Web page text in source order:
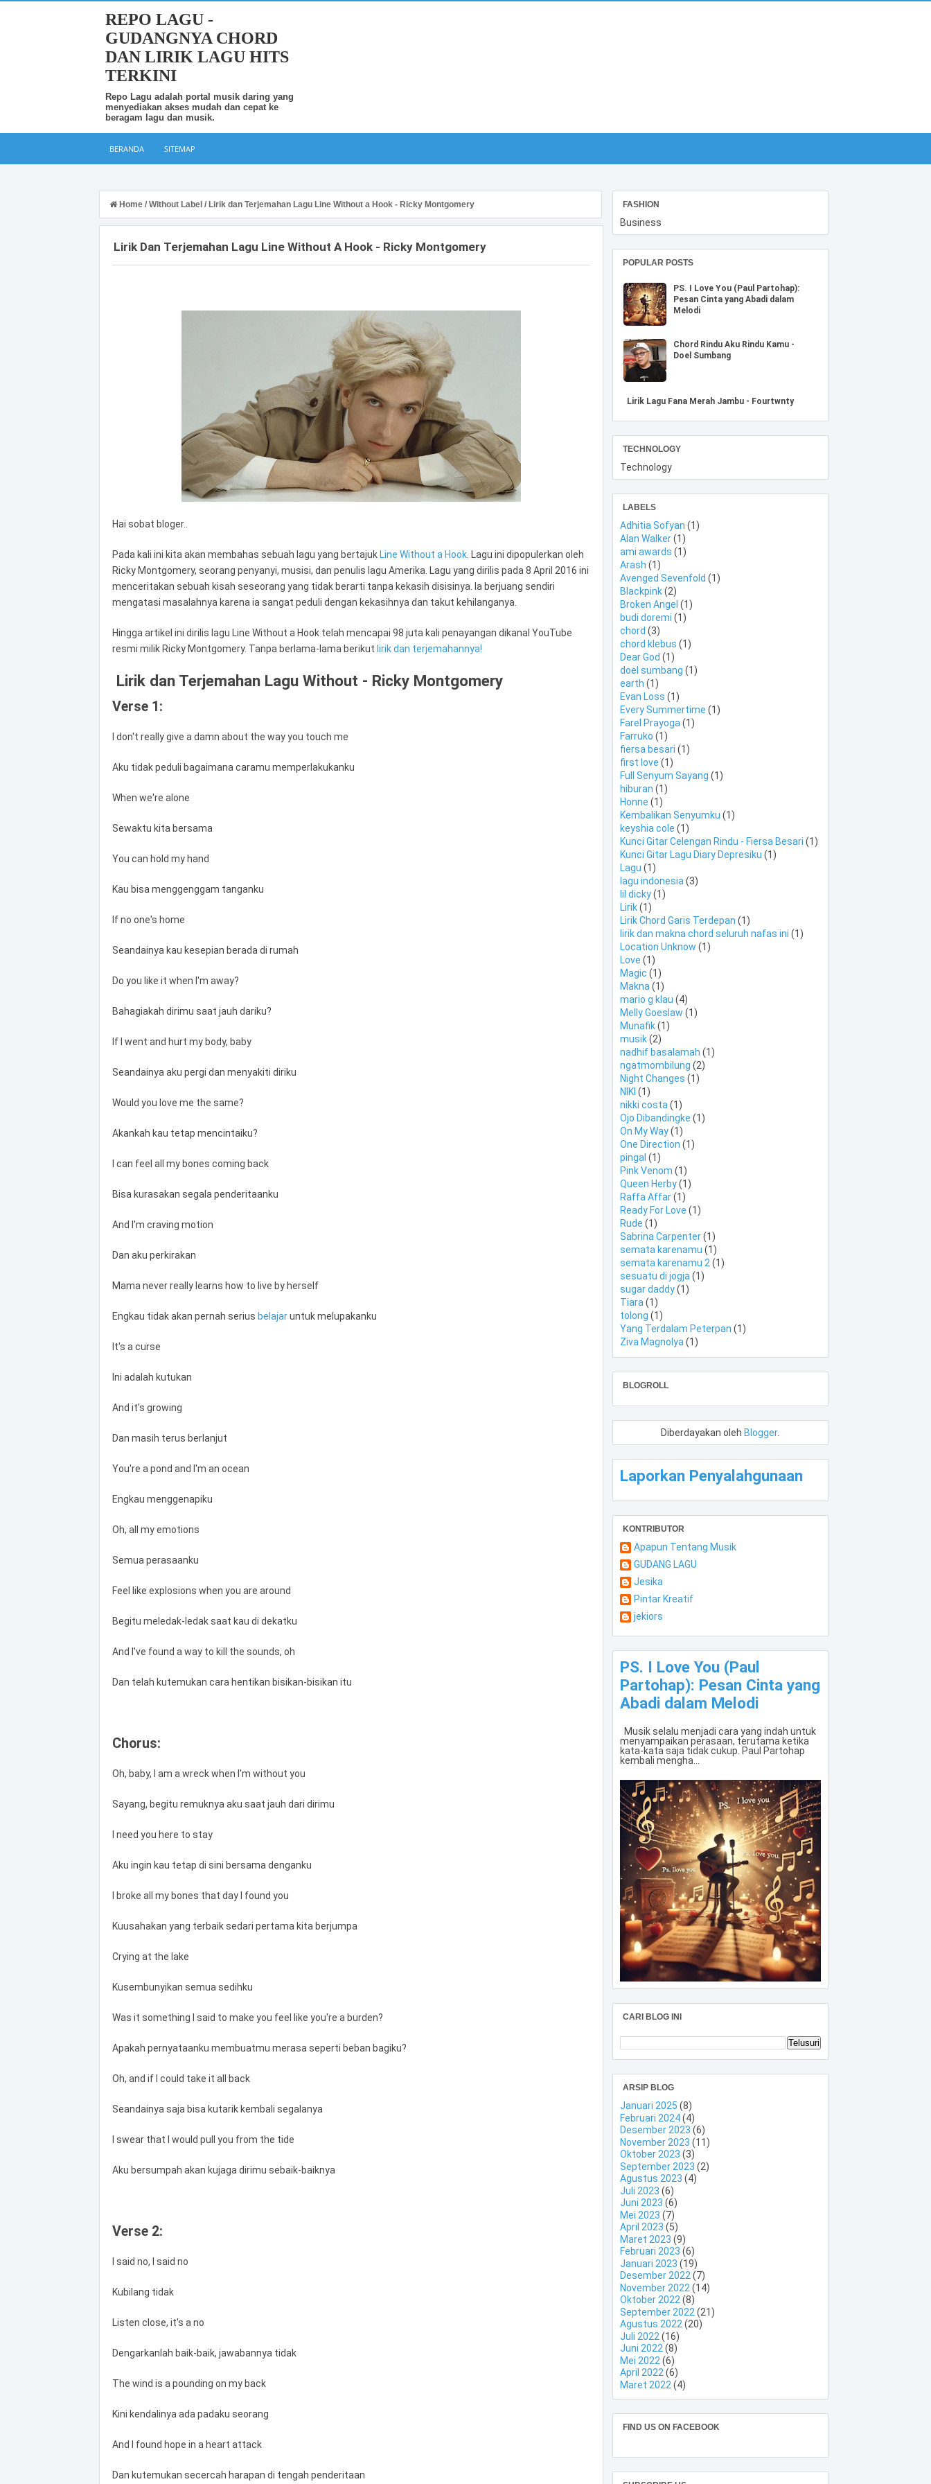
REPO LAGU -
GUDANGNYA CHORD
DAN LIRIK LAGU HITS
TERKINI
Repo Lagu adalah portal musik daring yang
menyediakan akses mudah dan cepat ke
beragam lagu dan musik.
BERANDA SITEMAP
Home / Without Label / Lirik dan Terjemahan Lagu Line Without a Hook - Ricky Montgomery
Lirik Dan Terjemahan Lagu Line Without A Hook - Ricky Montgomery
Hai sobat bloger..
Pada kali ini kita akan membahas sebuah lagu yang bertajuk Line Without a Hook . Lagu ini dipopulerkan oleh
Ricky Montgomery, seorang penyanyi, musisi, dan penulis lagu Amerika. Lagu yang dirilis pada 8 April 2016 ini
menceritakan sebuah kisah seseorang yang tidak berarti tanpa kekasih disisinya. Ia berjuang sendiri
mengatasi masalahnya karena ia sangat peduli dengan kekasihnya dan takut kehilanganya.
Hingga artikel ini dirilis lagu Line Without a Hook telah mencapai 98 juta kali penayangan dikanal YouTube
resmi milik Ricky Montgomery. Tanpa berlama-lama berikut lirik dan terjemahannya!
Lirik dan Terjemahan Lagu Without - Ricky Montgomery
Verse 1:
I don't really give a damn about the way you touch me
Aku tidak peduli bagaimana caramu memperlakukanku
When we're alone
Sewaktu kita bersama
You can hold my hand
Kau bisa menggenggam tanganku
If no one's home
Seandainya kau kesepian berada di rumah
Do you like it when I'm away?
Bahagiakah dirimu saat jauh dariku?
If I went and hurt my body, baby
Seandainya aku pergi dan menyakiti diriku
Would you love me the same?
Akankah kau tetap mencintaiku?
I can feel all my bones coming back
Bisa kurasakan segala penderitaanku
And I'm craving motion
Dan aku perkirakan
Mama never really learns how to live by herself
Engkau tidak akan pernah serius belajaruntuk melupakanku
It's a curse
Ini adalah kutukan
And it's growing
Dan masih terus berlanjut
You're a pond and I'm an ocean
Engkau menggenapiku
Oh, all my emotions
Semua perasaanku
Feel like explosions when you are around
Begitu meledak-ledak saat kau di dekatku
And I've found a way to kill the sounds, oh
Dan telah kutemukan cara hentikan bisikan-bisikan itu
Chorus:
Oh, baby, I am a wreck when I'm without you
Sayang, begitu remuknya aku saat jauh dari dirimu
I need you here to stay
Aku ingin kau tetap di sini bersama denganku
I broke all my bones that day I found you
Kuusahakan yang terbaik sedari pertama kita berjumpa
Crying at the lake
Kusembunyikan semua sedihku
Was it something I said to make you feel like you're a burden?
Apakah pernyataanku membuatmu merasa seperti beban bagiku?
Oh, and if I could take it all back
Seandainya saja bisa kutarik kembali segalanya
I swear that I would pull you from the tide
Aku bersumpah akan kujaga dirimu sebaik-baiknya
Verse 2:
I said no, I said no
Kubilang tidak
Listen close, it's a no
Dengarkanlah baik-baik, jawabannya tidak
The wind is a pounding on my back
Kini kendalinya ada padaku seorang
And I found hope in a heart attack
Dan kutemukan secercah harapan di tengah penderitaan
FASHION
Business
POPULAR POSTS
PS. I Love You (Paul Partohap):
Pesan Cinta yang Abadi dalam
Melodi
Chord Rindu Aku Rindu Kamu -
Doel Sumbang
Lirik Lagu Fana Merah Jambu - Fourtwnty
TECHNOLOGY
Technology
LABELS
Adhitia Sofyan (1)
Alan Walker (1)
ami awards (1)
Arash (1)
Avenged Sevenfold (1)
Blackpink (2)
Broken Angel (1)
budi doremi (1)
chord (3)
chord klebus (1)
Dear God (1)
doel sumbang (1)
earth (1)
Evan Loss (1)
Every Summertime (1)
Farel Prayoga (1)
Farruko (1)
fiersa besari (1)
first love (1)
Full Senyum Sayang (1)
hiburan (1)
Honne (1)
Kembalikan Senyumku (1)
keyshia cole (1)
Kunci Gitar Celengan Rindu - Fiersa Besari (1)
Kunci Gitar Lagu Diary Depresiku (1)
Lagu (1)
lagu indonesia (3)
lil dicky (1)
Lirik (1)
Lirik Chord Garis Terdepan (1)
lirik dan makna chord seluruh nafas ini (1)
Location Unknow (1)
Love (1)
Magic (1)
Makna (1)
mario g klau (4)
Melly Goeslaw (1)
Munafik (1)
musik (2)
nadhif basalamah (1)
ngatmombilung (2)
Night Changes (1)
NIKI (1)
nikki costa (1)
Ojo Dibandingke (1)
On My Way (1)
One Direction (1)
pingal (1)
Pink Venom (1)
Queen Herby (1)
Raffa Affar (1)
Ready For Love (1)
Rude (1)
Sabrina Carpenter (1)
semata karenamu (1)
semata karenamu 2 (1)
sesuatu di jogja (1)
sugar daddy (1)
Tiara (1)
tolong (1)
Yang Terdalam Peterpan (1)
Ziva Magnolya (1)
BLOGROLL
Diberdayakan oleh Blogger.
Laporkan Penyalahgunaan
KONTRIBUTOR
Apapun Tentang Musik
GUDANG LAGU
Jesika
Pintar Kreatif
jekiors
PS. I Love You (Paul
Partohap): Pesan Cinta yang
Abadi dalam Melodi
Musik selalu menjadi cara yang indah untuk
menyampaikan perasaan, terutama ketika
kata-kata saja tidak cukup. Paul Partohap
kembali mengha...
CARI BLOG INI
ARSIP BLOG
Januari 2025 (8)
Februari 2024(4)
Desember 2023 (6)
November 2023 (11)
Oktober 2023 (3)
September 2023 (2)
Agustus 2023 (4)
Juli 2023 (6)
Juni 2023 (6)
Mei 2023 (7)
April 2023 (5)
Maret 2023 (9)
Februari 2023 (6)
Januari 2023 (19)
Desember 2022 (7)
November 2022 (14)
Oktober 2022 (8)
September 2022 (21)
Agustus 2022 (20)
Juli 2022 (16)
Juni 2022 (8)
Mei 2022 (6)
April 2022 (6)
Maret 2022 (4)
FIND US ON FACEBOOK